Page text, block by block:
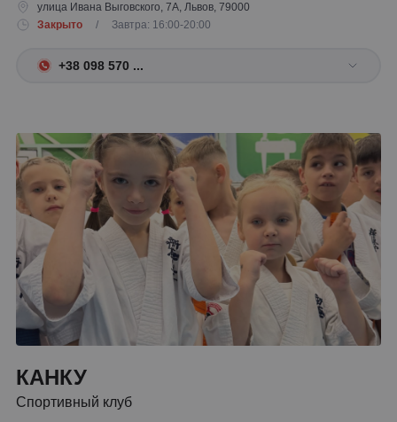
улица Ивана Выговского, 7А, Львов, 79000
Закрыто
/ Завтра: 16:00-20:00
+38 098 570 ...
КАНКУ
Спортивный клуб